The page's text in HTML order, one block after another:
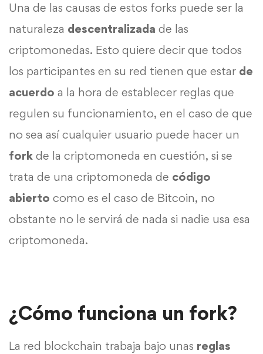
Una de las causas de estos forks puede ser la
naturaleza descentralizada de las
criptomonedas. Esto quiere decir que todos
los participantes en su red tienen que estar de
acuerdo a la hora de establecer reglas que
regulen su funcionamiento, en el caso de que
no sea así cualquier usuario puede hacer un
fork de la criptomoneda en cuestión, si se
trata de una criptomoneda de código
abierto como es el caso de Bitcoin, no
obstante no le servirá de nada si nadie usa esa
criptomoneda.
¿Cómo funciona un fork?
La red blockchain trabaja bajo unas reglas